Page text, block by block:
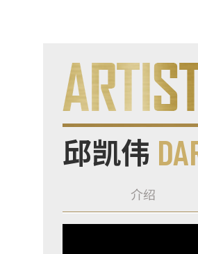
邱凯伟
介绍